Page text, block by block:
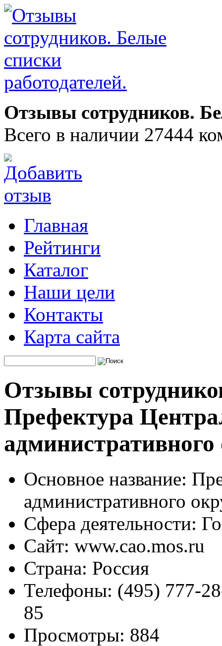
Отзывы сотрудников.
Всего в наличии 27444
Главная
Рейтинги
Каталог
Наши цели
Контакты
Карта сайта
Отзывы
Префектура
административного
Основное название:
административного
Сфера деятельности:
Сайт: www.cao.mos.ru
Страна: Россия
Телефоны: (495) 777-
85
Просмотры: 884